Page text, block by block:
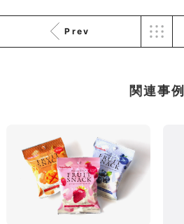
株式会社KDK様 コーポレート
#メーカー・製造業・工業・インフ
#レスポンシブWebデザイン
Prev
関連事例